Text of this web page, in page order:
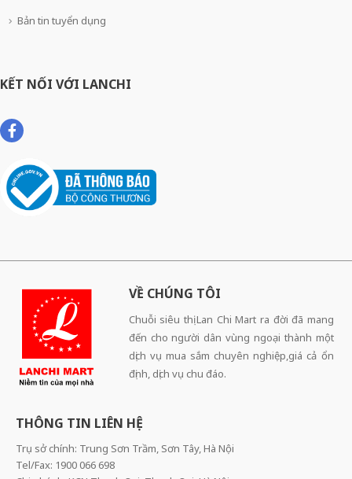
Bản tin tuyển dụng
KẾT NỐI VỚI LANCHI
VỀ CHÚNG TÔI
Chuỗi siêu thị Lan Chi Mart ra đời đã mang
đến cho người dân vùng ngoại thành một
dịch vụ mua sắm chuyên nghiệp,giá cả ổn
định, dịch vụ chu đáo.
THÔNG TIN LIÊN HỆ
Trụ sở chính: Trung Sơn Trầm, Sơn Tây, Hà Nội
Tel/Fax: 1900 066 698